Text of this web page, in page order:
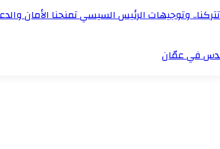
وتوجيهات الرئيس السيسي تمنحنا الأمان
في عمّان